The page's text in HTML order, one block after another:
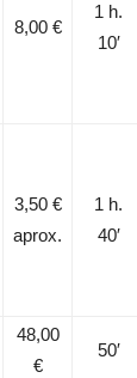
8,00 €
1 h.
10′
3,50 €
aprox.
1 h.
40′
48,00
€
50′